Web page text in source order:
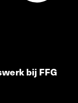
bij FFG